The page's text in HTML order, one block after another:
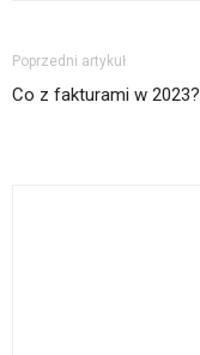
Poprzedni artykuł
Co z fakturami w 2023?